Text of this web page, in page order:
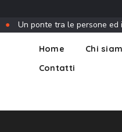
● Un ponte tra le persone ed
Home Chi
Contatti
Contatti